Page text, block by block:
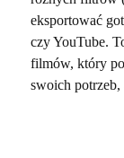
eksportować
czy YouTube.
filmów, który
swoich potrzeb,